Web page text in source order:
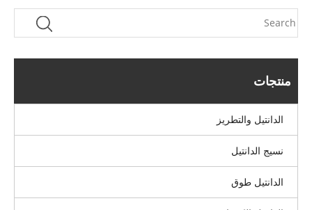
منتجات
الدانتيل والتطريز
نسيج الدانتيل
الدانتيل طوق